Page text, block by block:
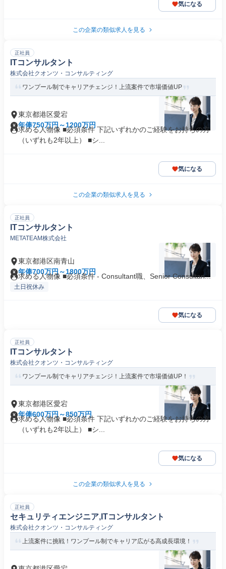
気になる
この企業の類似求人を見る
正社員
ITコンサルタント
株式会社クオンツ・コンサルティング
ワンプール制でキャリアチェンジ！上流案件で市場価値UP
東京都港区愛宕
年俸750万円～1200万円
求める人物像 ■必須条件 下記いずれかのご経験をお持ちの方
（いずれも2年以上） ■シ...
気になる
この企業の類似求人を見る
正社員
ITコンサルタント
METATEAM株式会社
東京都港区南青山
年俸700万円～1800万円
求める人物像 ■必須条件 - Consultant職、Senior Consultan...
土日祝休み
気になる
正社員
ITコンサルタント
株式会社クオンツ・コンサルティング
ワンプール制でキャリアチェンジ！上流案件で市場価値UP！
東京都港区愛宕
年俸600万円～850万円
求める人物像 ■必須条件 下記いずれかのご経験をお持ちの方
（いずれも2年以上） ■シ...
気になる
この企業の類似求人を見る
正社員
セキュリティエンジニア,ITコンサルタント
株式会社クオンツ・コンサルティング
上流案件に挑戦！ワンプール制でキャリア広がる高成長環境！